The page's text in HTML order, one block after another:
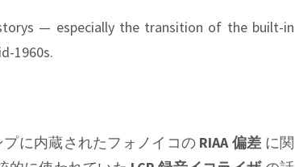
— especially the transition of the built-in
1960s.
に内蔵されたフォノイコの RIAA 偏差 に関